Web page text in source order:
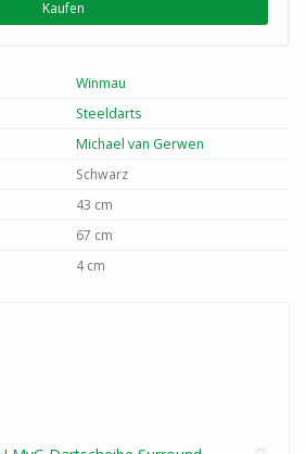
Kaufen
Winmau
Steeldarts
Michael van Gerwen
Schwarz
43 cm
67 cm
4 cm